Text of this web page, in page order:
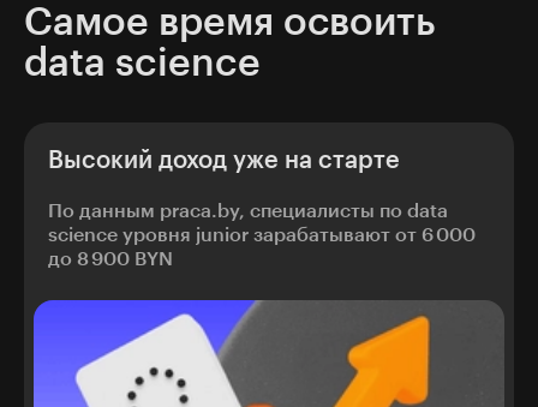
Самое время освоить
data science
Высокий доход уже на старте
По данным praca.by, специалисты по data
science уровня junior зарабатывают от 6 000
до 8 900 BYN